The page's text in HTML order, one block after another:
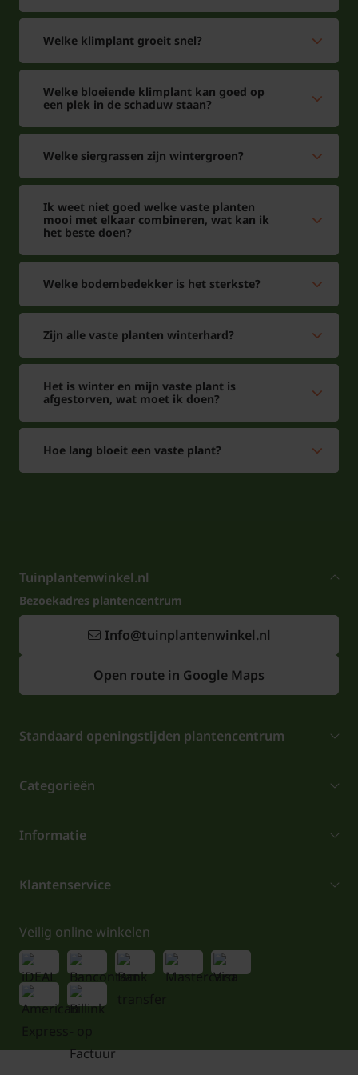
de halfschaduw, hoe meer zon hoe meer het blad
verkleurd naar geel. Deze Kaukasische klimop is
goed te combineren met andere klimplanten. In de
Welke klimplant groeit snel?
Welke bloeiende klimplant kan goed op
een plek in de schaduw staan?
Welke siergrassen zijn wintergroen?
Ik weet niet goed welke vaste planten
mooi met elkaar combineren, wat kan ik
het beste doen?
Welke bodembedekker is het sterkste?
Zijn alle vaste planten winterhard?
Het is winter en mijn vaste plant is
afgestorven, wat moet ik doen?
Hoe lang bloeit een vaste plant?
Tuinplantenwinkel.nl
Bezoekadres plantencentrum
Info@tuinplantenwinkel.nl
Open route in Google Maps
Standaard openingstijden plantencentrum
Categorieën
Informatie
Klantenservice
Veilig online winkelen